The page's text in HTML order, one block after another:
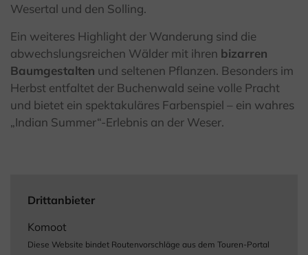
Wesertal und den Solling.
Ein weiteres Highlight der Wanderung sind die
abwechslungsreichen Wälder mit ihren bizarren
Baumgestalten und seltenen Pflanzen. Besonders im
Herbst entfaltet der Buchenwald seine volle Pracht
und bietet ein spektakuläres Farbenspiel – ein wahres
„Indian Summer“-Erlebnis an der Weser.
Drittanbieter
Komoot
Diese Website bindet Routenvorschläge aus dem Touren-Portal